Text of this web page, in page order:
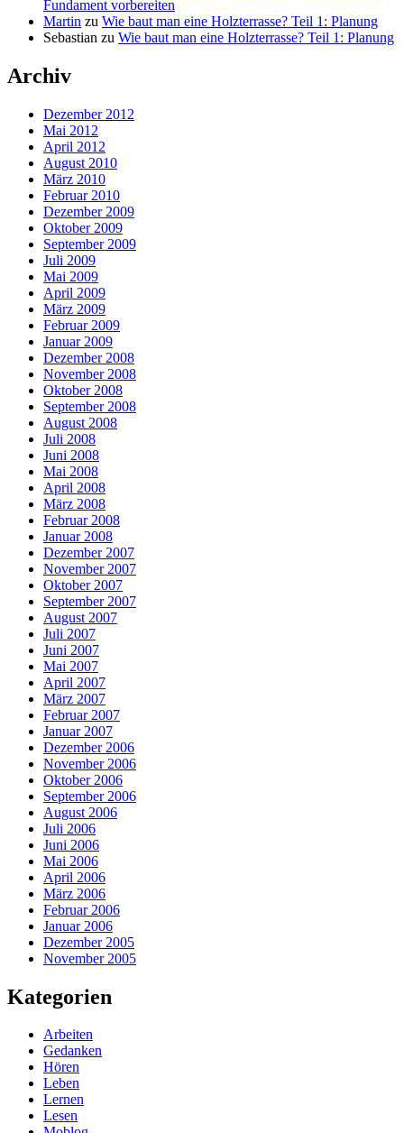
Fundament vorbereiten
Martin zu Wie baut man eine Holzterrasse? Teil 1: Planung
Sebastian zu Wie baut man eine Holzterrasse? Teil 1: Planung
Archiv
Dezember 2012
Mai 2012
April 2012
August 2010
März 2010
Februar 2010
Dezember 2009
Oktober 2009
September 2009
Juli 2009
Mai 2009
April 2009
März 2009
Februar 2009
Januar 2009
Dezember 2008
November 2008
Oktober 2008
September 2008
August 2008
Juli 2008
Juni 2008
Mai 2008
April 2008
März 2008
Februar 2008
Januar 2008
Dezember 2007
November 2007
Oktober 2007
September 2007
August 2007
Juli 2007
Juni 2007
Mai 2007
April 2007
März 2007
Februar 2007
Januar 2007
Dezember 2006
November 2006
Oktober 2006
September 2006
August 2006
Juli 2006
Juni 2006
Mai 2006
April 2006
März 2006
Februar 2006
Januar 2006
Dezember 2005
November 2005
Kategorien
Arbeiten
Gedanken
Hören
Leben
Lernen
Lesen